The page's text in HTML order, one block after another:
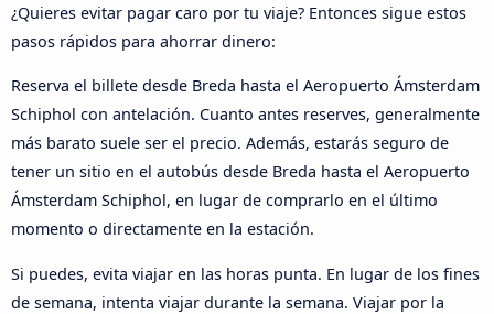
¿Quieres evitar pagar caro por tu viaje? Entonces sigue estos
pasos rápidos para ahorrar dinero:
Reserva el billete desde Breda hasta el Aeropuerto Ámsterdam
Schiphol con antelación. Cuanto antes reserves, generalmente
más barato suele ser el precio. Además, estarás seguro de
tener un sitio en el autobús desde Breda hasta el Aeropuerto
Ámsterdam Schiphol, en lugar de comprarlo en el último
momento o directamente en la estación.
Si puedes, evita viajar en las horas punta. En lugar de los fines
de semana, intenta viajar durante la semana. Viajar por la